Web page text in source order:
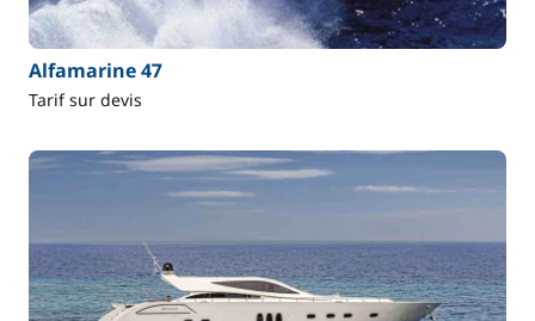
Alfamarine 47
Tarif sur devis